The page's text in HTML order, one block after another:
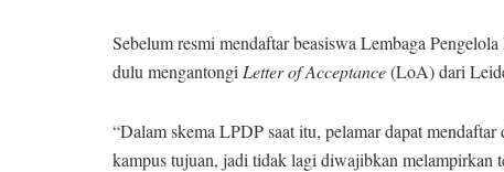
Sebelum resmi mendaftar beasiswa Lembaga
dulu mengantongi Letter of Acceptance(LoA) dari
“Dalam skema LPDP saat itu, pelamar dapat
kampus tujuan, jadi tidak lagi diwajibkan melampirkan